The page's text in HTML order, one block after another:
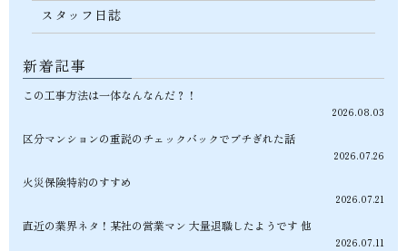
スタッフ日誌
新着記事
この工事方法は一体なんなんだ？！
2026.08.03
区分マンションの重説のチェックバックでブチぎれた話
2026.07.26
火災保険特約のすすめ
2026.07.21
直近の業界ネタ！某社の営業マン 大量退職したようです 他
2026.07.11